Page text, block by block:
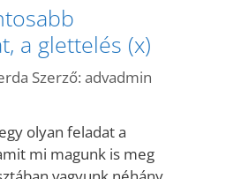
a glettelés (x)
Szerző: advadmin
olyan feladat a
mi magunk is meg